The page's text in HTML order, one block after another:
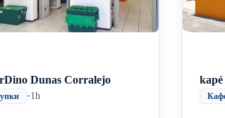
Dunas Corralejo
•1h